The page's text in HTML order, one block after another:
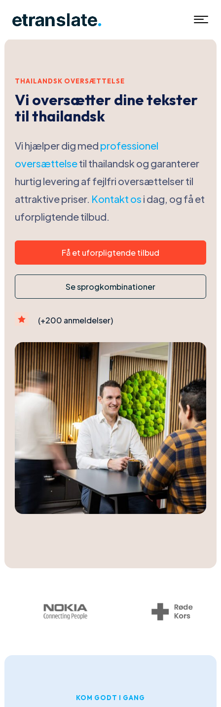
THAILANDSK OVERSÆTTELSE
Vi oversætter dine tekster
til thailandsk
Vi hjælper dig med professionel
oversættelsetil thailandsk og garanterer
hurtig levering af fejlfri oversættelser til
attraktive priser. Kontakt os i dag, og få et
uforpligtende tilbud.
Få et uforpligtende tilbud
Se sprogkombinationer
 (+200 anmeldelser)
KOM GODT I GANG